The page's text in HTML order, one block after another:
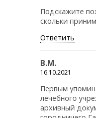
Подскажите
скольки
Ответить
В.М.
16.10.2021
Первым
лечебного
архивный